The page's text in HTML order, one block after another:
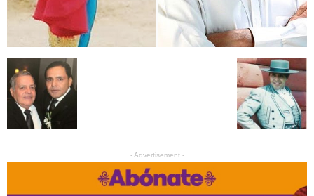
- Advertisement -